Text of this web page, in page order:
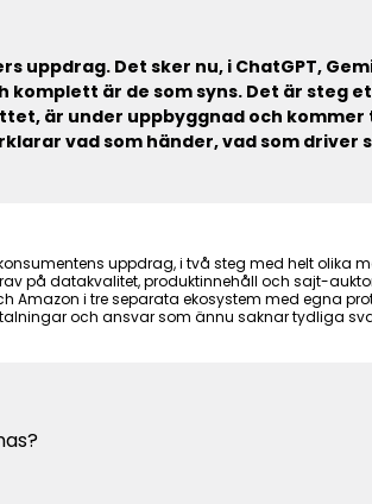
Det sker nu, i ChatGPT,
är de som syns. Det är steg
är under uppbyggnad och
vad som händer, vad som driver
uppdrag, i två steg med helt olika
på datakvalitet, produktinnehåll och sajt-
Amazon i tre separata ekosystem med egna
och ansvar som ännu saknar tydliga